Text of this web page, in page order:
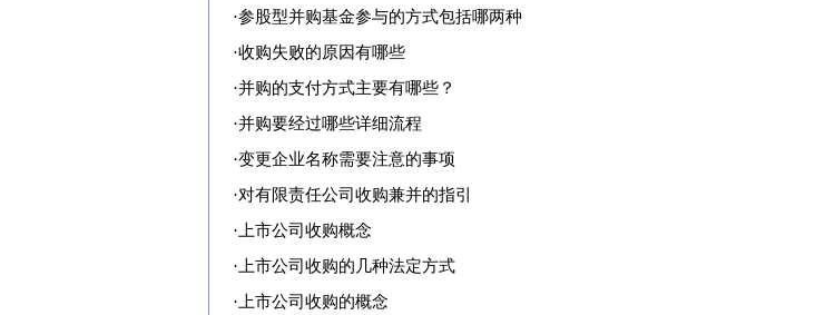
·参股型并购基金参与的方式包括哪两种
·收购失败的原因有哪些
·并购的支付方式主要有哪些？
·并购要经过哪些详细流程
·变更企业名称需要注意的事项
·对有限责任公司收购兼并的指引
· 上市公司收购概念
· 上市公司收购的几种法定方式
· 上市公司收购的概念